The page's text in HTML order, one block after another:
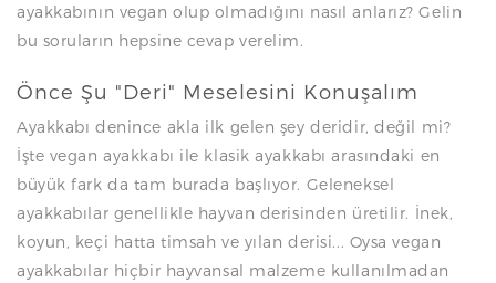
ayakkabının vegan olup olmadığını nasıl anlarız? Gelin
bu soruların hepsine cevap verelim.
Önce Şu "Deri" Meselesini Konuşalım
Ayakkabı denince akla ilk gelen şey deridir, değil mi?
İşte vegan ayakkabı ile klasik ayakkabı arasındaki en
büyük fark da tam burada başlıyor. Geleneksel
ayakkabılar genellikle hayvan derisinden üretilir. İnek,
koyun, keçi hatta timsah ve yılan derisi... Oysa vegan
ayakkabılar hiçbir hayvansal malzeme kullanılmadan